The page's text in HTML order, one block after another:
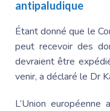
antipaludique
Étant donné que le
peut recevoir des
devraient être
venir, a déclaré le Dr
L’Union